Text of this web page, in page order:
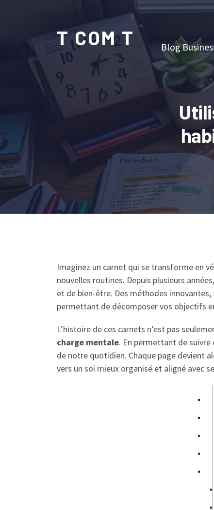
T COM T Blog
Imaginez un carnet qui se transforme en
nouvelles routines. Depuis plusieurs
et de bien-être. Des méthodes innovantes,
permettant de décomposer vos objectifs
L’histoire de ces carnets n’est pas
charge mentale. En permettant de
de notre quotidien. Chaque page devient
vers un soi mieux organisé et aligné avec